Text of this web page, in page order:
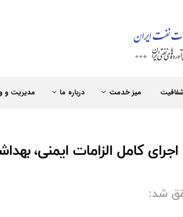
میز خدمت درباره ما مدیریت و
اجرای کامل الزامات ایمنی،
شد: